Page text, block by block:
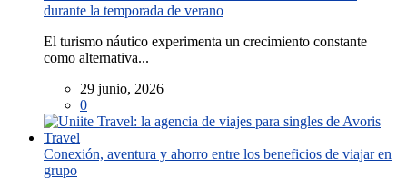
durante la temporada de verano
El turismo náutico experimenta un crecimiento constante
como alternativa...
29 junio, 2026
0
Conexión, aventura y ahorro entre los beneficios de viajar en
grupo